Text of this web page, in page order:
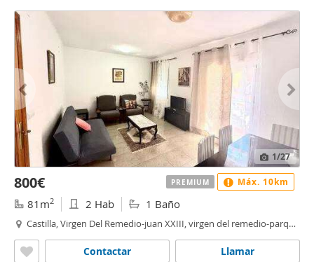
1/27
800€
81m2 2 Hab 1 Baño
Castilla, Virgen Del Remedio-juan XXIII, virgen del remedio-parque
Llamar
Contactar
PREMIUM Máx. 10km